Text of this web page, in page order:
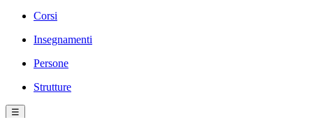
Corsi
Insegnamenti
Persone
Strutture
☰